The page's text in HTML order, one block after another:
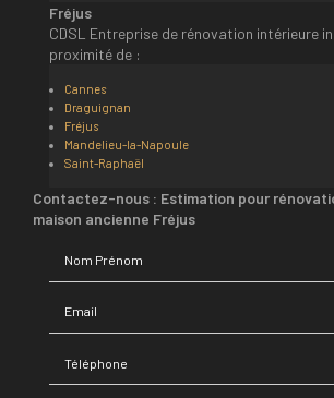
Fréjus
CDSL Entreprise de rénovation intérieure
proximité de :
Cannes
Draguignan
Fréjus
Mandelieu-la-Napoule
Saint-Raphaël
Contactez-nous : Estimation pour
maison ancienne Fréjus